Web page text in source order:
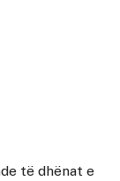
të dhënat e